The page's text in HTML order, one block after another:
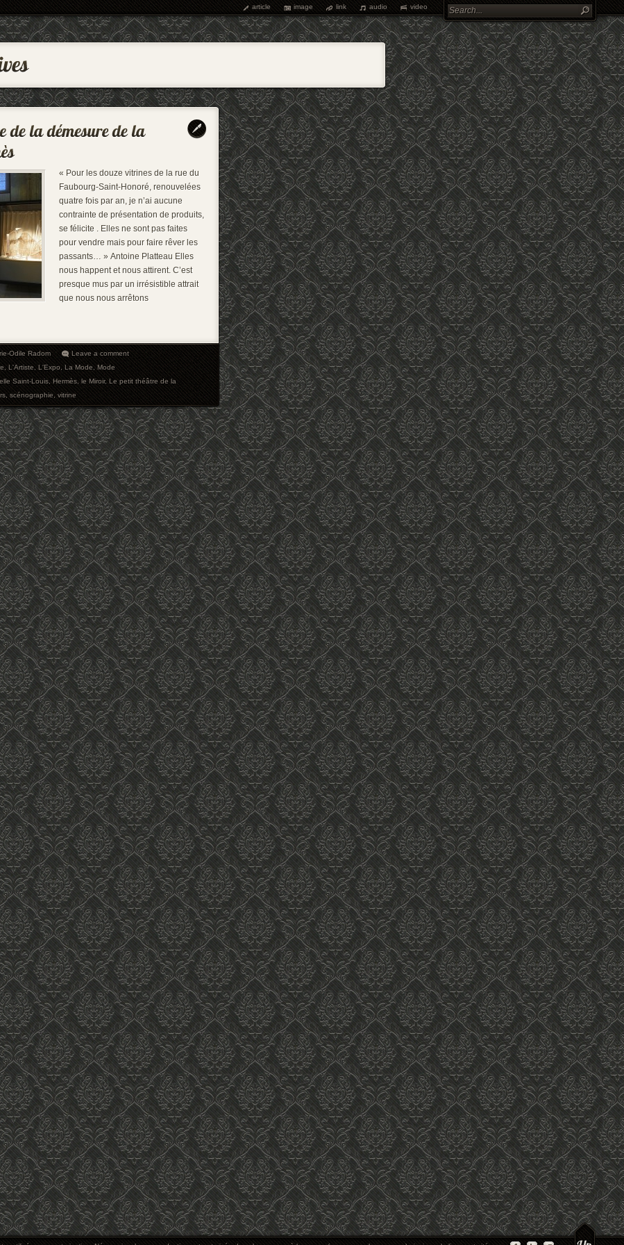
article image link audio video
« Pour les douze vitrines de la rue du
Faubourg-Saint-Honoré, renouvelées
quatre fois par an, je n’ai aucune
contrainte de présentation de produits,
se félicite . Elles ne sont pas faites
pour vendre mais pour faire rêver les
passants… » Antoine Platteau Elles
nous happent et nous attirent. C’est
presque mus par un irrésistible attrait
que nous nous arrêtons
Odile Radom
Leave a comment
,L'Artiste,L'Expo,La Mode,Mode
Saint-Louis,Hermès,le Miroir,Le petit théâtre de la
,scénographie,vitrine